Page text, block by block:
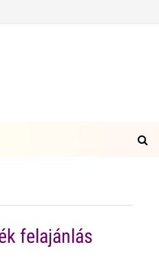
felajánlás